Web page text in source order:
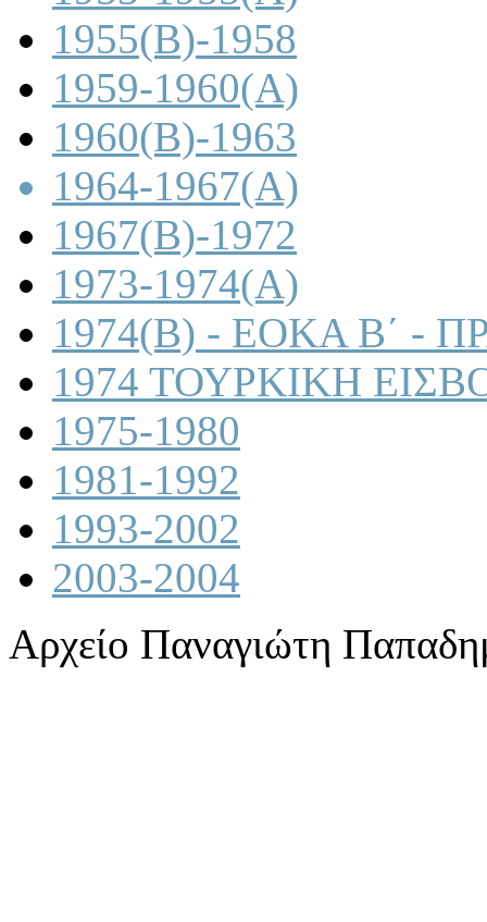
1955(B)-1958
1959-1960(A)
1960(B)-1963
1964-1967(A)
1967(B)-1972
1973-1974(A)
1974(B) - ΕΟΚΑ Β΄ -
1974 ΤΟΥΡΚΙΚΗ
1975-1980
1981-1992
1993-2002
2003-2004
Αρχείο Παναγιώτη